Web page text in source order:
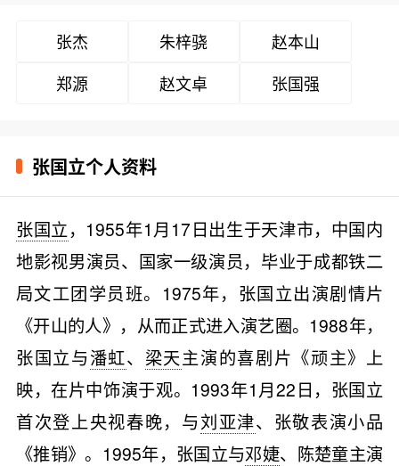
张杰 朱梓骁
赵本山
郑源
赵文卓 张国强
张国立个人资料
张国立，1955年1月17日出生于天津市，中国内
地影视男演员、国家一级演员，毕业于成都铁二
局文工团学员班。1975年，张国立出演剧情片
《开山的人》，从而正式进入演艺圈。1988年，
张国立与潘虹、 梁天主演的喜剧片《顽主》上
映，在片中饰演于观。1993年1月22日，张国立
首次登上央视春晚，与刘亚津、张敬表演小品
《推销》。1995年，张国立与邓婕、陈楚童主演